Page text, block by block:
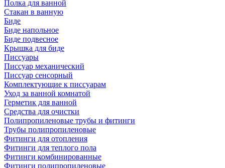
Полка для ванной
Стакан в ванную
Биде
Биде напольное
Биде подвесное
Крышка для биде
Писсуары
Писсуар механический
Писсуар сенсорный
Комплектующие к писсуарам
Уход за ванной комнатой
Герметик для ванной
Средства для очистки
Полипропиленовые трубы и фитинги
Трубы полипропиленовые
Фитинги для отопления
Фитинги для теплого пола
Фитинги комбинированные
Фитинги полипропиленовые